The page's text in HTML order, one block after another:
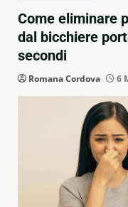
Come eliminare
dal bicchiere
secondi
Romana Cordova 6